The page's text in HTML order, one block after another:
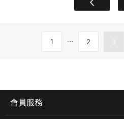
1 ... 2 3
會員服務